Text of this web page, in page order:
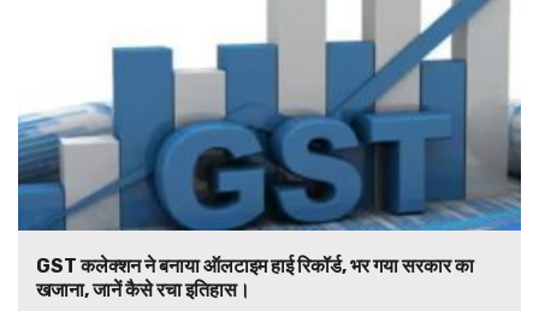
GST कलेक्शन ने बनाया ऑलटाइम हाई रिकॉर्ड, भर गया सरकार का
खजाना, जानें कैसे रचा इतिहास।